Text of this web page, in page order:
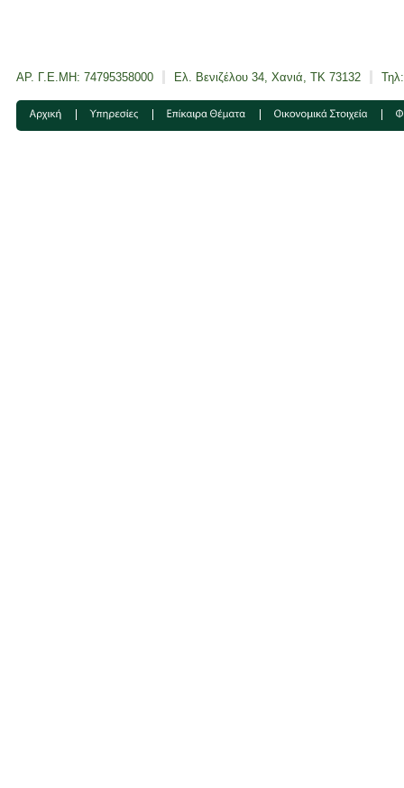
ΑΡ. Γ.Ε.ΜΗ: 74795358000 Ελ. Βενιζέλου 34, Χανιά, ΤΚ 73132